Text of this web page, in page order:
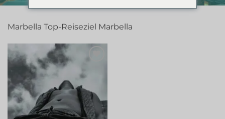
Marbella Top-Reiseziel Marbella
Wunschliste
hinzufügen